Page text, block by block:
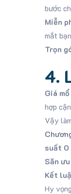
bước
Miễn
mắt
Trọn
4.
Giá
hợp
Vậy
suất 0
Săn
Kết
Hy